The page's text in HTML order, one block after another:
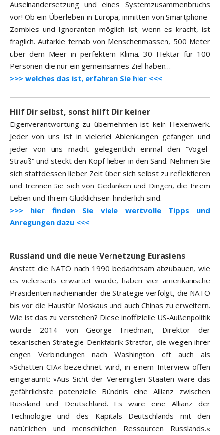
Auseinandersetzung und eines Systemzusammenbruchs
vor! Ob ein Überleben in Europa, inmitten von Smartphone-
Zombies und Ignoranten möglich ist, wenn es kracht, ist
fraglich. Autarkie fernab von Menschenmassen, 500 Meter
über dem Meer in perfektem Klima. 30 Hektar für 100
Personen die nur ein gemeinsames Ziel haben…
>>> welches das ist, erfahren Sie hier <<<
Hilf Dir selbst, sonst hilft Dir keiner
Eigenverantwortung zu übernehmen ist kein Hexenwerk.
Jeder von uns ist in vielerlei Ablenkungen gefangen und
jeder von uns macht gelegentlich einmal den “Vogel-
Strauß“ und steckt den Kopf lieber in den Sand. Nehmen Sie
sich stattdessen lieber Zeit über sich selbst zu reflektieren
und trennen Sie sich von Gedanken und Dingen, die Ihrem
Leben und Ihrem Glücklichsein hinderlich sind.
>>> hier finden Sie viele wertvolle Tipps und
Anregungen dazu <<<
Russland und die neue Vernetzung Eurasiens
Anstatt die NATO nach 1990 bedachtsam abzubauen, wie
es vielerseits erwartet wurde, haben vier amerikanische
Präsidenten nacheinander die Strategie verfolgt, die NATO
bis vor die Haustür Moskaus und auch Chinas zu erweitern.
Wie ist das zu verstehen? Diese inoffizielle US-Außenpolitik
wurde 2014 von George Friedman, Direktor der
texanischen Strategie-Denkfabrik Stratfor, die wegen ihrer
engen Verbindungen nach Washington oft auch als
»Schatten-CIA« bezeichnet wird, in einem Interview offen
eingeräumt: »Aus Sicht der Vereinigten Staaten wäre das
gefährlichste potenzielle Bündnis eine Allianz zwischen
Russland und Deutschland. Es wäre eine Allianz der
Technologie und des Kapitals Deutschlands mit den
natürlichen und menschlichen Ressourcen Russlands.«